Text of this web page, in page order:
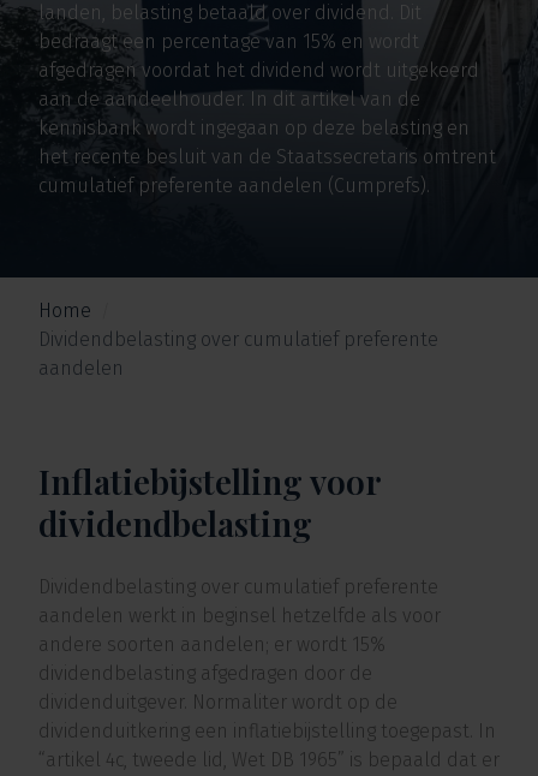
landen, belasting betaald over dividend. Dit
bedraagt een percentage van 15% en wordt
afgedragen voordat het dividend wordt uitgekeerd
aan de aandeelhouder. In dit artikel van de
kennisbank wordt ingegaan op deze belasting en
het recente besluit van de Staatssecretaris omtrent
cumulatief preferente aandelen (Cumprefs).
Home
Dividendbelasting over cumulatief preferente
aandelen
Inflatiebijstelling voor
dividendbelasting
Dividendbelasting over cumulatief preferente
aandelen werkt in beginsel hetzelfde als voor
andere soorten aandelen; er wordt 15%
dividendbelasting afgedragen door de
dividenduitgever. Normaliter wordt op de
dividenduitkering een inflatiebijstelling toegepast. In
“artikel 4c, tweede lid, Wet DB 1965” is bepaald dat er